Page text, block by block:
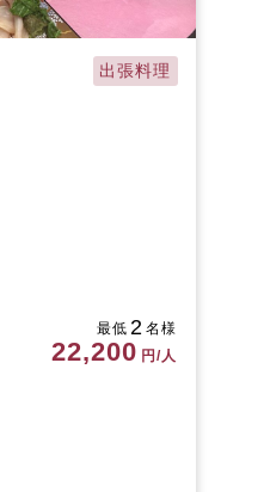
出張料理
最低 2 名様
22,200 円/人